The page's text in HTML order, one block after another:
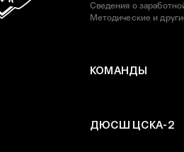
Сведения о
Методические и
КОМАНДЫ
ДЮСШ ЦСКА-2